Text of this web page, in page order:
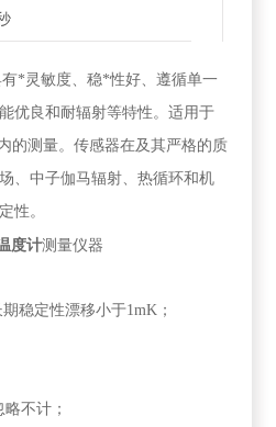
有*灵敏度、稳*性好、遵循单一
优良和耐辐射等特性。适用于
的测量。传感器在及其严格的质
、中子伽马辐射、热循环和机
性。
度计测量仪器
稳定性漂移小于1mK ；
略不计 ；